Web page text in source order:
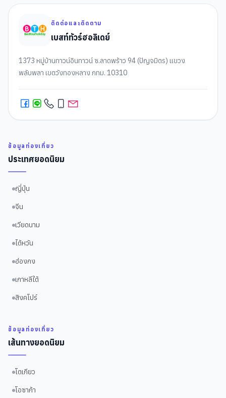
ติดต่อและติดตาม
เบสท์ทัวร์ฮอลิเดย์
1373 หมู่บ้านทาวน์อินทาวน์ ซ.ลาดพร้าว 94 (ปัญจมิตร) แขวง
พลับพลา เขตวังทองหลาง กทม. 10310
ข้อมูลท่องเที่ยว
ประเทศยอดนิยม
ญี่ปุ่น
จีน
เวียดนาม
ไต้หวัน
ฮ่องกง
เกาหลีใต้
สิงคโปร์
ข้อมูลท่องเที่ยว
เส้นทางยอดนิยม
โตเกียว
โอซาก้า